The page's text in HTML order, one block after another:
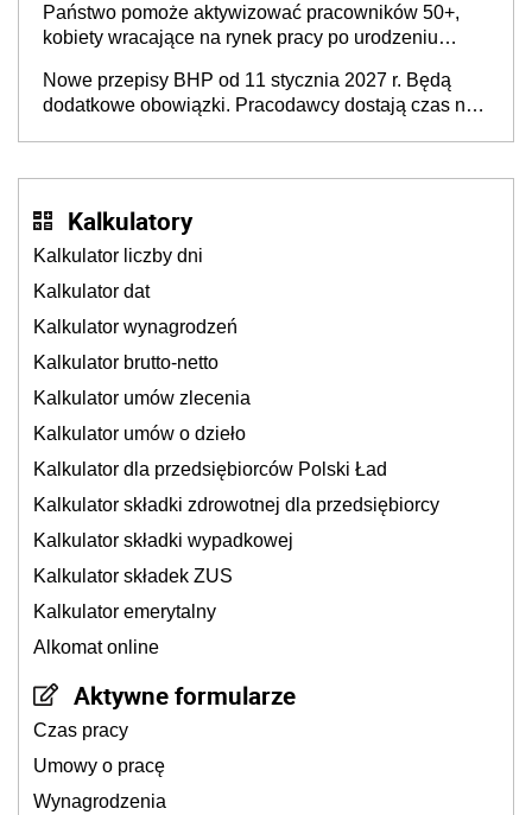
Państwo pomoże aktywizować pracowników 50+,
kobiety wracające na rynek pracy po urodzeniu
neuroatypowe. Powstanie Fundusz na rzecz
Inkluzywności w Zatrudnianiu?
Nowe przepisy BHP od 11 stycznia 2027 r. Będą
dodatkowe obowiązki. Pracodawcy dostają czas na
Kalkulatory
Kalkulator liczby dni
Kalkulator dat
Kalkulator wynagrodzeń
Kalkulator brutto-netto
Kalkulator umów zlecenia
Kalkulator umów o dzieło
Kalkulator dla przedsiębiorców Polski Ład
Kalkulator składki zdrowotnej dla przedsiębiorcy
Kalkulator składki wypadkowej
Kalkulator składek ZUS
Kalkulator emerytalny
Alkomat online
Aktywne formularze
Czas pracy
Umowy o pracę
Wynagrodzenia